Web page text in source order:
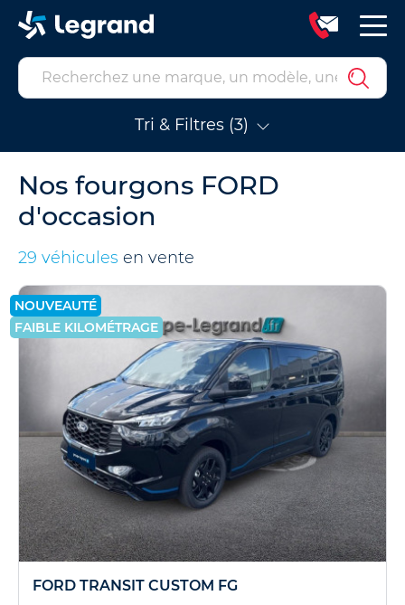
Tri & Filtres (3)
Nos fourgons FORD
d'occasion
29 véhicules en vente
NOUVEAUTÉ
FAIBLE KILOMÉTRAGE
FORD TRANSIT CUSTOM FG